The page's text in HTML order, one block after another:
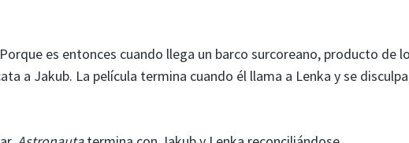
es entonces cuando llega un barco surcoreano, producto de
a Jakub. La película termina cuando él llama a Lenka y se